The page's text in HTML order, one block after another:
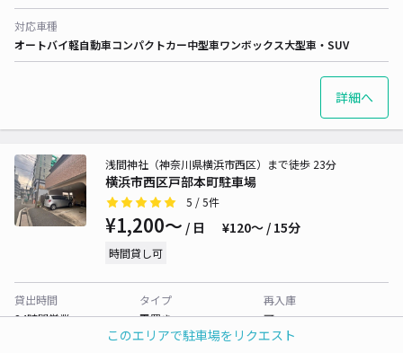
このエリアで駐車場をリクエスト
対応車種
オートバイ軽自動車コンパクトカー中型車ワンボックス大型車・SUV
詳細へ
横浜市西区戸部本町駐車場
浅間神社（神奈川県横浜市西区）まで徒歩 23分
5 / 5件
¥1,200〜 / 日 ¥120〜 / 15分
時間貸し可
貸出時間
24時間営業
タイプ
平置き
再入庫
可